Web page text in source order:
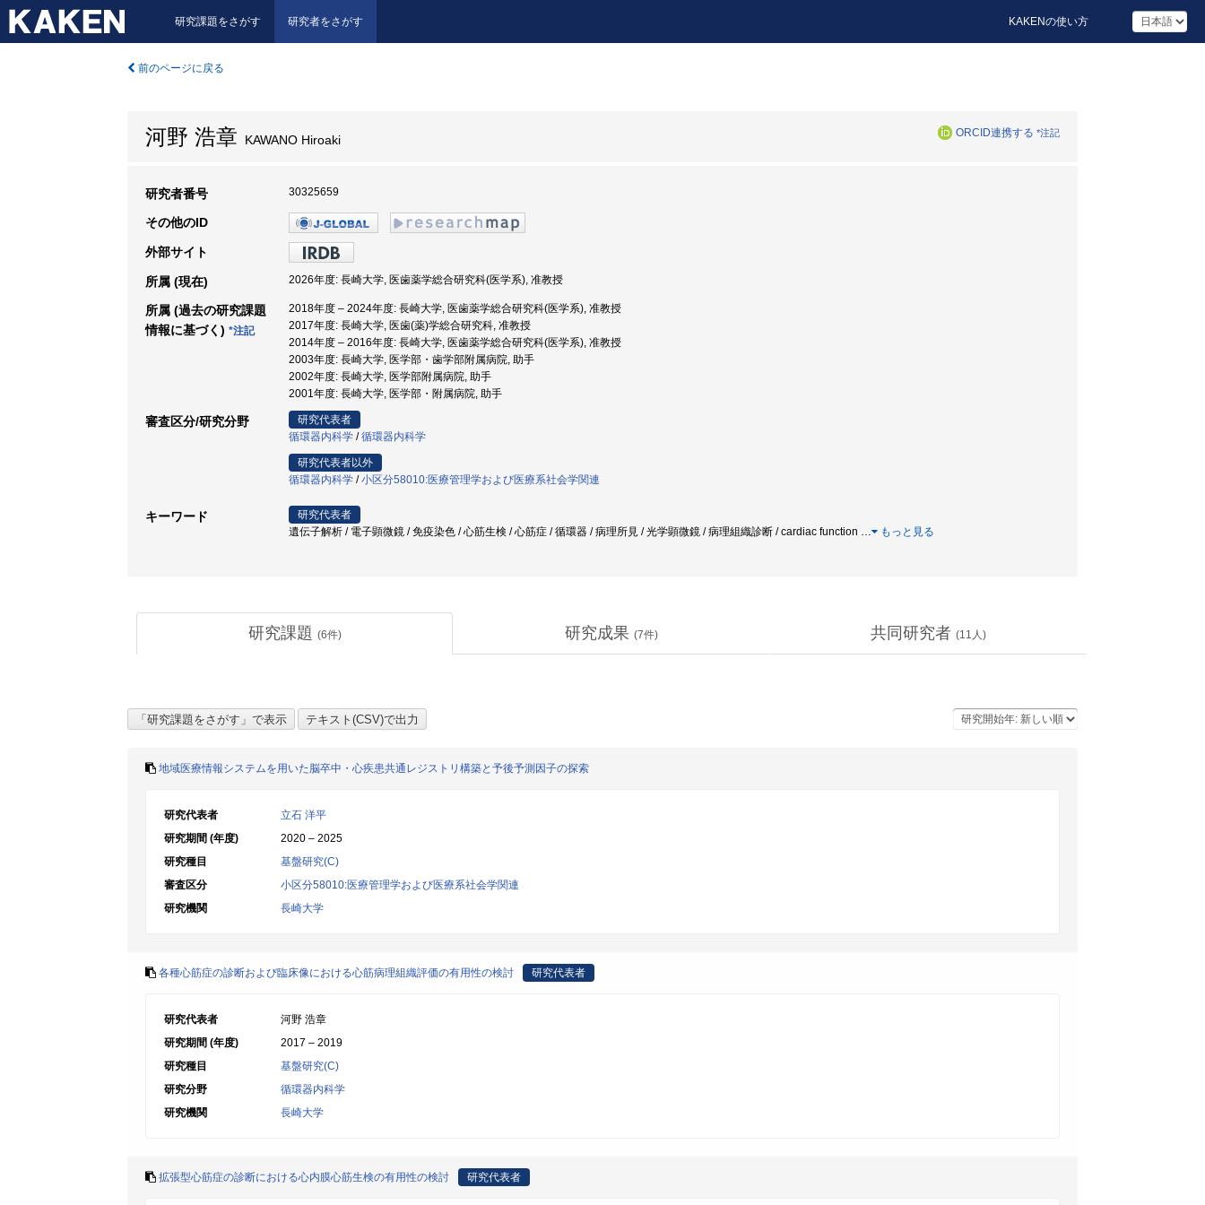
研究課題をさがす 研究者をさがす KAKENの使い方
前のページに戻る
河野 浩章 KAWANO Hiroaki ORCID連携する *注記
研究者番号 30325659
その他のID
外部サイト
所属 (現在) 2026年度: 長崎大学, 医歯薬学総合研究科(医学系), 准教授
所属 (過去の研究課題
情報に基づく) *注記
2018年度 – 2024年度: 長崎大学, 医歯薬学総合研究科(医学系), 准教授
2017年度: 長崎大学, 医歯(薬)学総合研究科, 准教授
2014年度 – 2016年度: 長崎大学, 医歯薬学総合研究科(医学系), 准教授
2003年度: 長崎大学, 医学部・歯学部附属病院, 助手
2002年度: 長崎大学, 医学部附属病院, 助手
2001年度: 長崎大学, 医学部・附属病院, 助手
審査区分/研究分野
研究代表者
循環器内科学 /循環器内科学
研究代表者以外
循環器内科学 /小区分58010:医療管理学および医療系社会学関連
キーワード
研究代表者
遺伝子解析 / 電子顕微鏡 / 免疫染色 / 心筋生検 / 心筋症 / 循環器 / 病理所見 / 光学顕微鏡 / 病理組織診断 / cardiac function … もっと見る
研究課題 (6件) 研究成果 (7件) 共同研究者 (11 人)
地域医療情報システムを用いた脳卒中・心疾患共通レジストリ構築と予後予測因子の探索
研究代表者
立石 洋平
研究期間 (年度)
2020 – 2025
研究種目
基盤研究(C)
審査区分
小区分58010:医療管理学および医療系社会学関連
研究機関
長崎大学
各種心筋症の診断および臨床像における心筋病理組織評価の有用性の検討 研究代表者
研究代表者
河野 浩章
研究期間 (年度)
2017 – 2019
研究種目
基盤研究(C)
研究分野
循環器内科学
研究機関
長崎大学
拡張型心筋症の診断における心内膜心筋生検の有用性の検討 研究代表者